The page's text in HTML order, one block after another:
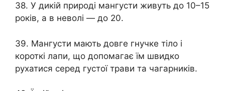
38. У дикій природі мангусти живуть до 10–15
років, а в неволі — до 20.
39. Мангусти мають довге гнучке тіло і
короткі лапи, що допомагає їм швидко
рухатися серед густої трави та чагарників.